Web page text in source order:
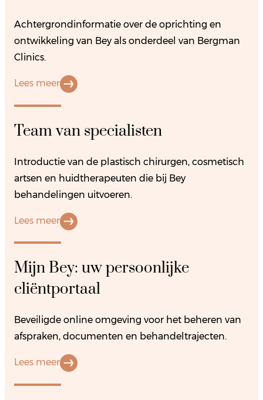
Achtergrondinformatie over de oprichting en
ontwikkeling van Bey als onderdeel van Bergman
Clinics.
Lees meer
Team van specialisten
Introductie van de plastisch chirurgen, cosmetisch
artsen en huidtherapeuten die bij Bey
behandelingen uitvoeren.
Lees meer
Mijn Bey: uw persoonlijke
cliëntportaal
Beveiligde online omgeving voor het beheren van
afspraken, documenten en behandeltrajecten.
Lees meer